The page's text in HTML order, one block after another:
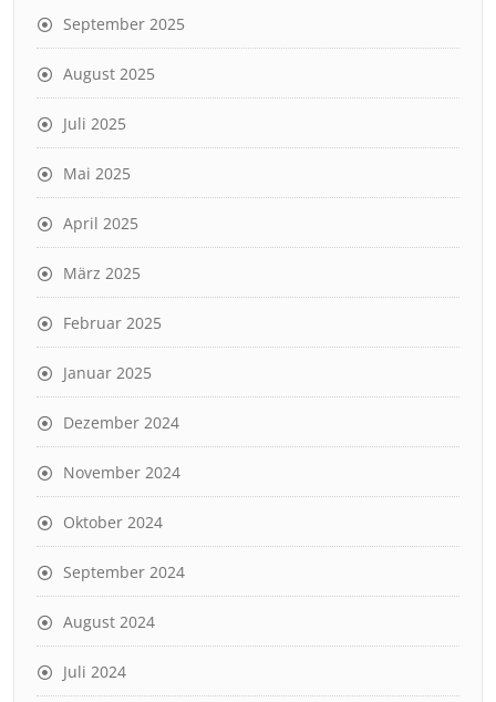
September 2025
August 2025
Juli 2025
Mai 2025
April 2025
März 2025
Februar 2025
Januar 2025
Dezember 2024
November 2024
Oktober 2024
September 2024
August 2024
Juli 2024